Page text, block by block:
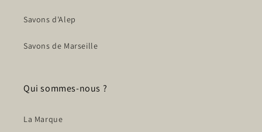
Savons d'Alep
Savons de Marseille
Qui sommes-nous ?
La Marque